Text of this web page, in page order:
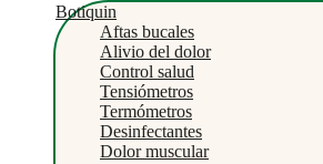
Botiquin
Aftas bucales
Alivio del dolor
Control salud
Tensiómetros
Termómetros
Desinfectantes
Dolor muscular